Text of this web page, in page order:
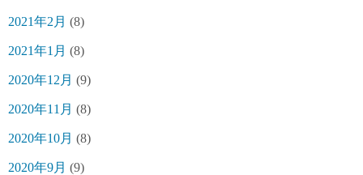
2021年2月 (8)
2021年1月 (8)
2020年12月 (9)
2020年11月 (8)
2020年10月 (8)
2020年9月 (9)